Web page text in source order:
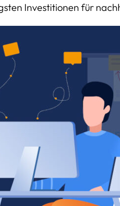
Investitionen für